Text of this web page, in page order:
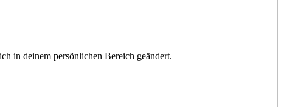
in deinem persönlichen Bereich geändert.